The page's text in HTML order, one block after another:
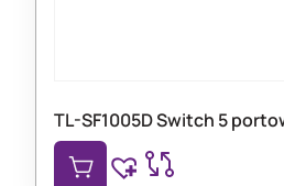
TL-SF1005D Switch 5